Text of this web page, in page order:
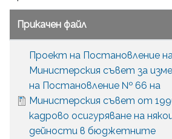
Прикачен файл
Проект на Постановление на
Министерския съвет за
на Постановление № 66 на
Министерския съвет от
кадрово осигуряване на
дейности в бюджетните